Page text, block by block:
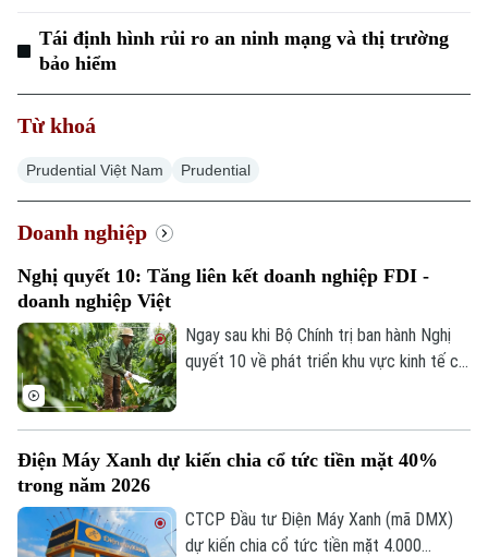
Tái định hình rủi ro an ninh mạng và thị trường
bảo hiểm
Từ khoá
Prudential Việt Nam Prudential
Doanh nghiệp
Nghị quyết 10: Tăng liên kết doanh nghiệp FDI -
doanh nghiệp Việt
Ngay sau khi Bộ Chính trị ban hành Nghị
quyết 10 về phát triển khu vực kinh tế có
vốn, tăng chuyển giao công nghệ, đào tạo
tham gia sâu hơn vào chuỗi giá trị toàn
cầu.
Điện Máy Xanh dự kiến chia cổ tức tiền mặt 40%
trong năm 2026
CTCP Đầu tư Điện Máy Xanh (mã DMX)
dự kiến chia cổ tức tiền mặt 4.000